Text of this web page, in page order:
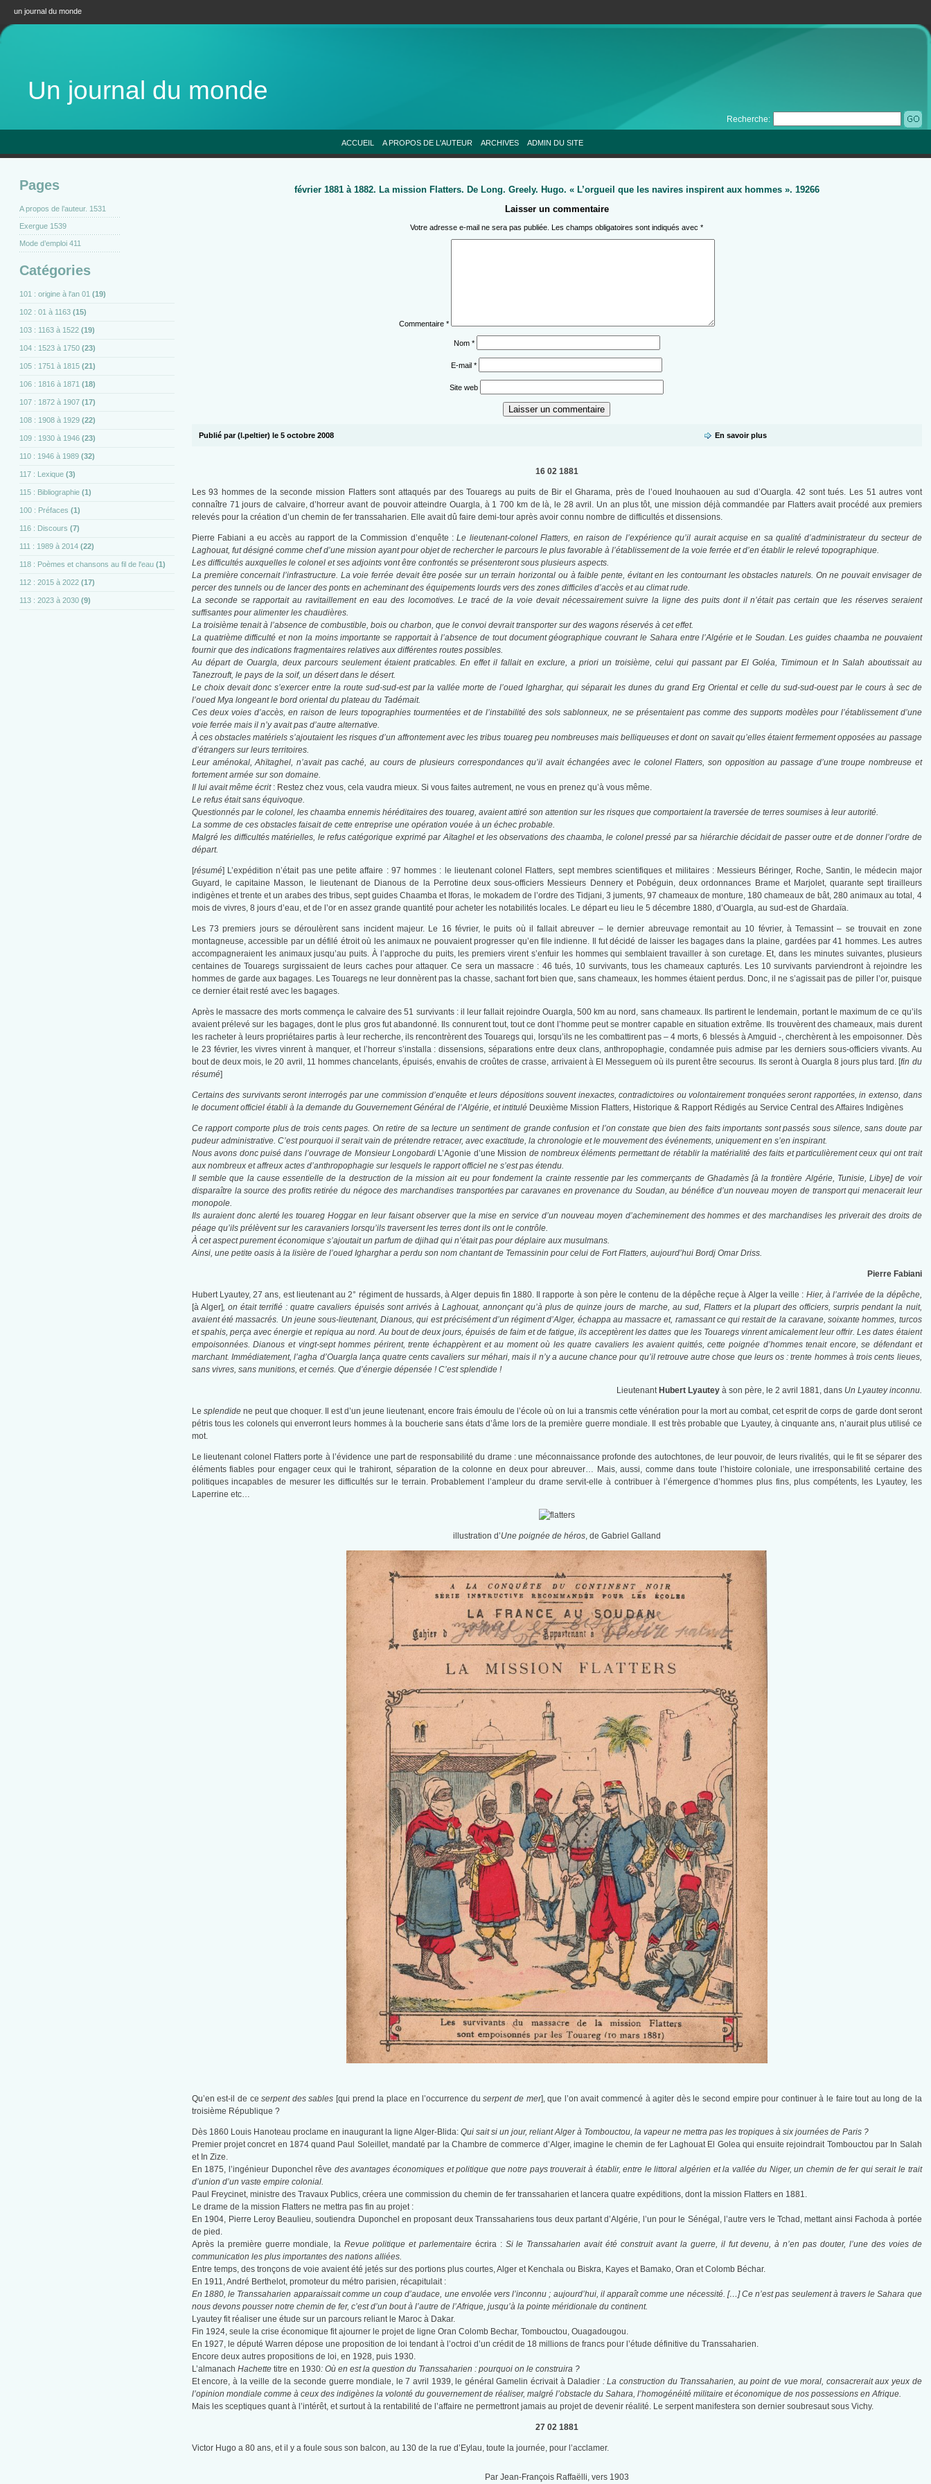
un journal du monde
Un journal du monde
Recherche:
ACCUEIL A PROPOS DE L'AUTEUR ARCHIVES ADMIN DU SITE
Pages
A propos de l’auteur. 1531
Exergue 1539
Mode d’emploi 411
Catégories
101 : origine à l'an 01 (19)
102 : 01 à 1163 (15)
103 : 1163 à 1522 (19)
104 : 1523 à 1750 (23)
105 : 1751 à 1815 (21)
106 : 1816 à 1871 (18)
107 : 1872 à 1907 (17)
108 : 1908 à 1929 (22)
109 : 1930 à 1946 (23)
110 : 1946 à 1989 (32)
117 : Lexique (3)
115 : Bibliographie (1)
100 : Préfaces (1)
116 : Discours (7)
111 : 1989 à 2014 (22)
118 : Poèmes et chansons au fil de l'eau (1)
112 : 2015 à 2022 (17)
113 : 2023 à 2030 (9)
février 1881 à 1882. La mission Flatters. De Long. Greely. Hugo. « L’orgueil que les navires inspirent aux hommes ». 19266
Laisser un commentaire
Votre adresse e-mail ne sera pas publiée. Les champs obligatoires sont indiqués avec*
Commentaire *
Nom *
E-mail*
Site web
Publié par (l.peltier) le 5 octobre 2008 En savoir plus
16 02 1881
Les 93 hommes de la seconde mission Flatters sont attaqués par des Touaregs au puits de Bir el Gharama, près de l’oued Inouhaouen au sud d’Ouargla. 42 sont tués. Les 51 autres vont
connaître 71 jours de calvaire, d’horreur avant de pouvoir atteindre Ouargla, à 1 700 km de là, le 28 avril. Un an plus tôt, une mission déjà commandée par Flatters avait procédé aux premiers
relevés pour la création d’un chemin de fer transsaharien. Elle avait dû faire demi-tour après avoir connu nombre de difficultés et dissensions.
Pierre Fabiani a eu accès au rapport de la Commission d’enquête :Le lieutenant-colonel Flatters, en raison de l’expérience qu’il aurait acquise en sa qualité d’administrateur du secteur de
Laghouat, fut désigné comme chef d’une mission ayant pour objet de rechercher le parcours le plus favorable à l’établissement de la voie ferrée et d’en établir le relevé topographique.
Les difficultés auxquelles le colonel et ses adjoints vont être confrontés se présenteront sous plusieurs aspects.
La première concernait l’infrastructure. La voie ferrée devait être posée sur un terrain horizontal ou à faible pente, évitant en les contournant les obstacles naturels. On ne pouvait envisager de
percer des tunnels ou de lancer des ponts en acheminant des équipements lourds vers des zones difficiles d’accès et au climat rude.
La seconde se rapportait au ravitaillement en eau des locomotives. Le tracé de la voie devait nécessairement suivre la ligne des puits dont il n’était pas certain que les réserves seraient
suffisantes pour alimenter les chaudières.
La troisième tenait à l’absence de combustible, bois ou charbon, que le convoi devrait transporter sur des wagons réservés à cet effet.
La quatrième difficulté et non la moins importante se rapportait à l’absence de tout document géographique couvrant le Sahara entre l’Algérie et le Soudan. Les guides chaamba ne pouvaient
fournir que des indications fragmentaires relatives aux différentes routes possibles.
Au départ de Ouargla, deux parcours seulement étaient praticables. En effet il fallait en exclure, a priori un troisième, celui qui passant par El Goléa, Timimoun et In Salah aboutissait au
Tanezrouft, le pays de la soif, un désert dans le désert.
Le choix devait donc s’exercer entre la route sud-sud-est par la vallée morte de l’oued lgharghar, qui séparait les dunes du grand Erg Oriental et celle du sud-sud-ouest par le cours à sec de
l’oued Mya longeant le bord oriental du plateau du Tadémait.
Ces deux voies d’accès, en raison de leurs topographies tourmentées et de l’instabilité des sols sablonneux, ne se présentaient pas comme des supports modèles pour l’établissement d’une
voie ferrée mais il n’y avait pas d’autre alternative.
À ces obstacles matériels s’ajoutaient les risques d’un affrontement avec les tribus touareg peu nombreuses mais belliqueuses et dont on savait qu’elles étaient fermement opposées au passage
d’étrangers sur leurs territoires.
Leur aménokal, Ahïtaghel, n’avait pas caché, au cours de plusieurs correspondances qu’il avait échangées avec le colonel Flatters, son opposition au passage d’une troupe nombreuse et
fortement armée sur son domaine.
Il lui avait même écrit : Restez chez vous, cela vaudra mieux. Si vous faites autrement, ne vous en prenez qu’à vous même.
Le refus était sans équivoque.
Questionnés par le colonel, les chaamba ennemis héréditaires des touareg, avaient attiré son attention sur les risques que comportaient la traversée de terres soumises à leur autorité.
La somme de ces obstacles faisait de cette entreprise une opération vouée à un échec probable.
Malgré les difficultés matérielles, le refus catégorique exprimé par Aïtaghel et les observations des chaamba, le colonel pressé par sa hiérarchie décidait de passer outre et de donner l’ordre de
départ.
[résumé] L’expédition n’était pas une petite affaire : 97 hommes : le lieutenant colonel Flatters, sept membres scientifiques et militaires : Messieurs Béringer, Roche, Santin, le médecin major
Guyard, le capitaine Masson, le lieutenant de Dianous de la Perrotine deux sous-officiers Messieurs Dennery et Pobéguin, deux ordonnances Brame et Marjolet, quarante sept tirailleurs
indigènes et trente et un arabes des tribus, sept guides Chaamba et Iforas, le mokadem de l’ordre des Tidjani, 3 juments, 97 chameaux de monture, 180 chameaux de bât, 280 animaux au total, 4
mois de vivres, 8 jours d’eau, et de l’or en assez grande quantité pour acheter les notabilités locales. Le départ eu lieu le 5 décembre 1880, d’Ouargla, au sud-est de Ghardaïa.
Les 73 premiers jours se déroulèrent sans incident majeur. Le 16 février, le puits où il fallait abreuver – le dernier abreuvage remontait au 10 février, à Temassint – se trouvait en zone
montagneuse, accessible par un défilé étroit où les animaux ne pouvaient progresser qu’en file indienne. Il fut décidé de laisser les bagages dans la plaine, gardées par 41 hommes. Les autres
accompagneraient les animaux jusqu’au puits. À l’approche du puits, les premiers virent s’enfuir les hommes qui semblaient travailler à son curetage. Et, dans les minutes suivantes, plusieurs
centaines de Touaregs surgissaient de leurs caches pour attaquer. Ce sera un massacre : 46 tués, 10 survivants, tous les chameaux capturés. Les 10 survivants parviendront à rejoindre les
hommes de garde aux bagages. Les Touaregs ne leur donnèrent pas la chasse, sachant fort bien que, sans chameaux, les hommes étaient perdus. Donc, il ne s’agissait pas de piller l’or, puisque
ce dernier était resté avec les bagages.
Après le massacre des morts commença le calvaire des 51 survivants : il leur fallait rejoindre Ouargla, 500 km au nord, sans chameaux. Ils partirent le lendemain, portant le maximum de ce qu’ils
avaient prélevé sur les bagages, dont le plus gros fut abandonné. Ils connurent tout, tout ce dont l’homme peut se montrer capable en situation extrême. Ils trouvèrent des chameaux, mais durent
les racheter à leurs propriétaires partis à leur recherche, ils rencontrèrent des Touaregs qui, lorsqu’ils ne les combattirent pas – 4 morts, 6 blessés à Amguid -, cherchèrent à les empoisonner. Dès
le 23 février, les vivres vinrent à manquer, et l’horreur s’installa : dissensions, séparations entre deux clans, anthropophagie, condamnée puis admise par les derniers sous-officiers vivants. Au
bout de deux mois, le 20 avril, 11 hommes chancelants, épuisés, envahis de croûtes de crasse, arrivaient à El Messeguem où ils purent être secourus. Ils seront à Ouargla 8 jours plus tard. [fin du
résumé]
Certains des survivants seront interrogés par une commission d’enquête et leurs dépositions souvent inexactes, contradictoires ou volontairement tronquées seront rapportées, in extenso, dans
le document officiel établi à la demande du Gouvernement Général de l’Algérie, et intitulé Deuxième Mission Flatters, Historique & Rapport Rédigés au Service Central des Affaires Indigènes
Ce rapport comporte plus de trois cents pages. On retire de sa lecture un sentiment de grande confusion et l’on constate que bien des faits importants sont passés sous silence, sans doute par
pudeur administrative. C’est pourquoi il serait vain de prétendre retracer, avec exactitude, la chronologie et le mouvement des événements, uniquement en s’en inspirant.
Nous avons donc puisé dans l’ouvrage de Monsieur Longobardi L’Agonie d’une Mission de nombreux éléments permettant de rétablir la matérialité des faits et particulièrement ceux qui ont trait
aux nombreux et affreux actes d’anthropophagie sur lesquels le rapport officiel ne s’est pas étendu.
Il semble que la cause essentielle de la destruction de la mission ait eu pour fondement la crainte ressentie par les commerçants de Ghadamès [à la frontière Algérie, Tunisie, Libye] de voir
disparaître la source des profits retirée du négoce des marchandises transportées par caravanes en provenance du Soudan, au bénéfice d’un nouveau moyen de transport qui menacerait leur
monopole.
Ils auraient donc alerté les touareg Hoggar en leur faisant observer que la mise en service d’un nouveau moyen d’acheminement des hommes et des marchandises les priverait des droits de
péage qu’ils prélèvent sur les caravaniers lorsqu’ils traversent les terres dont ils ont le contrôle.
À cet aspect purement économique s’ajoutait un parfum de djihad qui n’était pas pour déplaire aux musulmans.
Ainsi, une petite oasis à la lisière de l’oued Igharghar a perdu son nom chantant de Temassinin pour celui de Fort Flatters, aujourd’hui Bordj Omar Driss.
Pierre Fabiani
Hubert Lyautey, 27 ans, est lieutenant au 2° régiment de hussards, à Alger depuis fin 1880. Il rapporte à son père le contenu de la dépêche reçue à Alger la veille : Hier, à l’arrivée de la dépêche,
[à Alger], on était terrifié : quatre cavaliers épuisés sont arrivés à Laghouat, annonçant qu’à plus de quinze jours de marche, au sud, Flatters et la plupart des officiers, surpris pendant la nuit,
avaient été massacrés. Un jeune sous-lieutenant, Dianous, qui est précisément d’un régiment d’Alger, échappa au massacre et, ramassant ce qui restait de la caravane, soixante hommes, turcos
et spahis, perça avec énergie et repiqua au nord. Au bout de deux jours, épuisés de faim et de fatigue, ils acceptèrent les dattes que les Touaregs vinrent amicalement leur offrir. Les dates étaient
empoisonnées. Dianous et vingt-sept hommes périrent, trente échappèrent et au moment où les quatre cavaliers les avaient quittés, cette poignée d’hommes tenait encore, se défendant et
marchant. Immédiatement, l’agha d’Ouargla lança quatre cents cavaliers sur méhari, mais il n’y a aucune chance pour qu’il retrouve autre chose que leurs os : trente hommes à trois cents lieues,
sans vivres, sans munitions, et cernés. Que d’énergie dépensée ! C’est splendide !
Lieutenant Hubert Lyauteyà son père, le 2 avril 1881, dans Un Lyautey inconnu.
Le splendidene peut que choquer. Il est d’un jeune lieutenant, encore frais émoulu de l’école où on lui a transmis cette vénération pour la mort au combat, cet esprit de corps de garde dont seront
pétris tous les colonels qui enverront leurs hommes à la boucherie sans états d’âme lors de la première guerre mondiale. Il est très probable que Lyautey, à cinquante ans, n’aurait plus utilisé ce
mot.
Le lieutenant colonel Flatters porte à l’évidence une part de responsabilité du drame : une méconnaissance profonde des autochtones, de leur pouvoir, de leurs rivalités, qui le fit se séparer des
éléments fiables pour engager ceux qui le trahiront, séparation de la colonne en deux pour abreuver… Mais, aussi, comme dans toute l’histoire coloniale, une irresponsabilité certaine des
politiques incapables de mesurer les difficultés sur le terrain. Probablement l’ampleur du drame servit-elle à contribuer à l’émergence d’hommes plus fins, plus compétents, les Lyautey, les
Laperrine etc…
illustration d’Une poignée de héros, de Gabriel Galland
Qu’en est-il de ceserpent des sables [qui prend la place en l’occurrence duserpent de mer], que l’on avait commencé à agiter dès le second empire pour continuer à le faire tout au long de la
troisième République ?
Dès 1860 Louis Hanoteau proclame en inaugurant la ligne Alger-Blida: Qui sait si un jour, reliant Alger à Tombouctou, la vapeur ne mettra pas les tropiques à six journées de Paris ?
Premier projet concret en 1874 quand Paul Soleillet, mandaté par la Chambre de commerce d’Alger, imagine le chemin de fer Laghouat El Golea qui ensuite rejoindrait Tombouctou par In Salah
et In Zize.
En 1875, l’ingénieur Duponchel rêve des avantages économiques et politique que notre pays trouverait à établir, entre le littoral algérien et la vallée du Niger, un chemin de fer qui serait le trait
d’union d’un vaste empire colonial.
Paul Freycinet, ministre des Travaux Publics, créera une commission du chemin de fer transsaharien et lancera quatre expéditions, dont la mission Flatters en 1881.
Le drame de la mission Flatters ne mettra pas fin au projet :
En 1904, Pierre Leroy Beaulieu, soutiendra Duponchel en proposant deux Transsahariens tous deux partant d’Algérie, l’un pour le Sénégal, l’autre vers le Tchad, mettant ainsi Fachoda à portée
de pied.
Après la première guerre mondiale, laRevue politique et parlementaireécrira : Si le Transsaharien avait été construit avant la guerre, il fut devenu, à n’en pas douter, l’une des voies de
communication les plus importantes des nations alliées.
Entre temps, des tronçons de voie avaient été jetés sur des portions plus courtes, Alger et Kenchala ou Biskra, Kayes et Bamako, Oran et Colomb Béchar.
En 1911, André Berthelot, promoteur du métro parisien, récapitulait :
En 1880, le Transsaharien apparaissait comme un coup d’audace, une envolée vers l’inconnu ; aujourd’hui, il apparaît comme une nécessité. […] Ce n’est pas seulement à travers le Sahara que
nous devons pousser notre chemin de fer, c’est d’un bout à l’autre de l’Afrique, jusqu’à la pointe méridionale du continent.
Lyautey fit réaliser une étude sur un parcours reliant le Maroc à Dakar.
Fin 1924, seule la crise économique fit ajourner le projet de ligne Oran Colomb Bechar, Tombouctou, Ouagadougou.
En 1927, le député Warren dépose une proposition de loi tendant à l’octroi d’un crédit de 18 millions de francs pour l’étude définitive du Transsaharien.
Encore deux autres propositions de loi, en 1928, puis 1930.
L’almanach Hachettetitre en 1930: Où en est la question du Transsaharien : pourquoi on le construira ?
Et encore, à la veille de la seconde guerre mondiale, le 7 avril 1939, le général Gamelin écrivait à Daladier : La construction du Transsaharien, au point de vue moral, consacrerait aux yeux de
l’opinion mondiale comme à ceux des indigènes la volonté du gouvernement de réaliser, malgré l’obstacle du Sahara, l’homogénéité militaire et économique de nos possessions en Afrique.
Mais les sceptiques quant à l’intérêt, et surtout à la rentabilité de l’affaire ne permettront jamais au projet de devenir réalité. Le serpent manifestera son dernier soubresaut sous Vichy.
27 02 1881
Victor Hugo a 80 ans, et il y a foule sous son balcon, au 130 de la rue d’Eylau, toute la journée, pour l’acclamer.
Par Jean-François Raffaëlli, vers 1903